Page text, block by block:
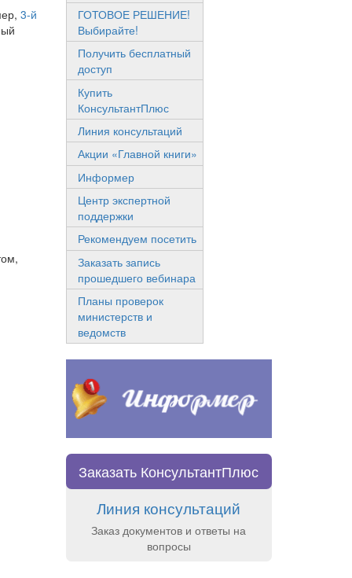
3-й
ГОТОВОЕ РЕШЕНИЕ!
Выбирайте!
Получить бесплатный
доступ
Купить
КонсультантПлюс
Линия консультаций
Акции «Главной книги»
Информер
Центр экспертной
поддержки
Рекомендуем посетить
Заказать запись
прошедшего вебинара
Планы проверок
министерств и
ведомств
Заказать КонсультантПлюс
Линия консультаций
Заказ документов и ответы на
вопросы